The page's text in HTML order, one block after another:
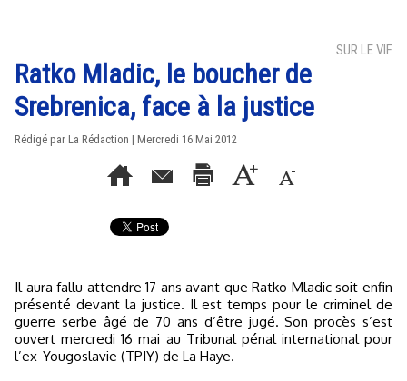
SUR LE VIF
Ratko Mladic, le boucher de
Srebrenica, face à la justice
Rédigé par La Rédaction | Mercredi 16 Mai 2012
Il aura fallu attendre 17 ans avant que Ratko Mladic soit enfin
présenté devant la justice. Il est temps pour le criminel de
guerre serbe âgé de 70 ans d’être jugé. Son procès s’est
ouvert mercredi 16 mai au Tribunal pénal international pour
l’ex-Yougoslavie (TPIY) de La Haye.